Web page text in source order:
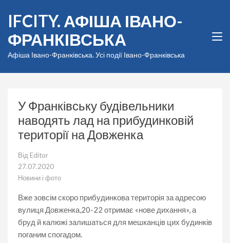
вмісту
(натисніть
Enter)
IFCITY. АФІША ІВАНО-
ФРАНКІВСЬКА
Афіша Івано-Франківська. Усі події Івано-Франківська
У Франківську будівельники
наводять лад на прибудинковій
території на Довженка
Від Editor
27.07.2020
Новини і фото
Вже зовсім скоро прибудинкова територія за адресою
вулиця Довженка,20-22 отримає «нове дихання», а
бруд й калюжі залишаться для мешканців цих будинків
поганим спогадом.